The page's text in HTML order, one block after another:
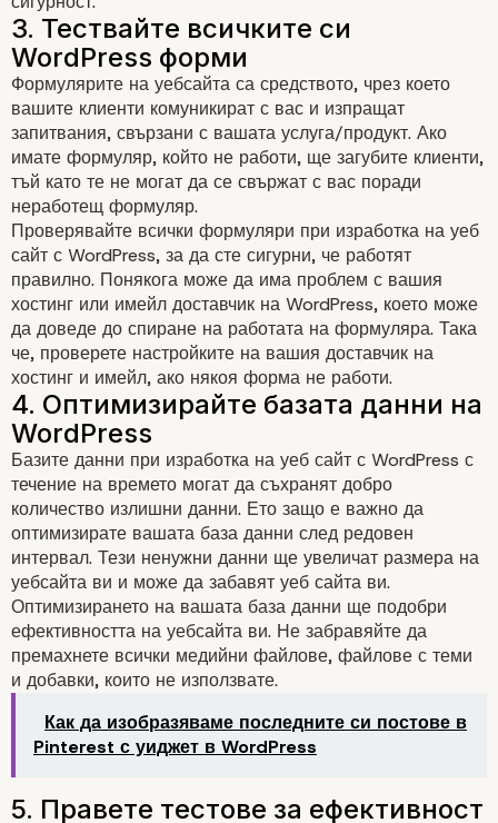
2. Актуализирайте софтуера
3. Тествайте всичките си
WordPress форми
Формулярите на уебсайта са средството, чрез което
вашите клиенти комуникират с вас и изпращат
запитвания, свързани с вашата услуга/продукт. Ако
имате формуляр, който не работи, ще загубите клиенти,
тъй като те не могат да се свържат с вас поради
неработещ формуляр.
Проверявайте всички формуляри при изработка на уеб
сайт с WordPress, за да сте сигурни, че работят
правилно. Понякога може да има проблем с вашия
хостинг или имейл доставчик на WordPress, което може
да доведе до спиране на работата на формуляра. Така
че, проверете настройките на вашия доставчик на
хостинг и имейл, ако някоя форма не работи.
Базите данни при изработка на уеб сайт с WordPress с
течение на времето могат да съхранят добро
количество излишни данни. Ето защо е важно да
оптимизирате вашата база данни след редовен
интервал. Тези ненужни данни ще увеличат размера на
уебсайта ви и може да забавят уеб сайта ви.
Оптимизирането на вашата база данни ще подобри
ефективността на уебсайта ви. Не забравяйте да
премахнете всички медийни файлове, файлове с теми
и добавки, които не използвате.
Как да изобразяваме последните си постове в
Pinterest с уиджет в WordPress